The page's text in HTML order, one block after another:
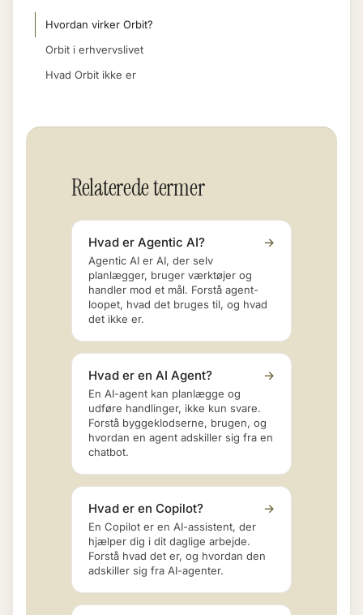
Hvordan virker Orbit?
Orbit i erhvervslivet
Hvad Orbit ikke er
Relaterede termer
Hvad er Agentic AI? →
Agentic AI er AI, der selv
planlægger, bruger værktøjer og
handler mod et mål. Forstå agent-
loopet, hvad det bruges til, og hvad
det ikke er.
Hvad er en AI Agent? →
En AI-agent kan planlægge og
udføre handlinger, ikke kun svare.
Forstå byggeklodserne, brugen, og
hvordan en agent adskiller sig fra en
chatbot.
Hvad er en Copilot? →
En Copilot er en AI-assistent, der
hjælper dig i dit daglige arbejde.
Forstå hvad det er, og hvordan den
adskiller sig fra AI-agenter.